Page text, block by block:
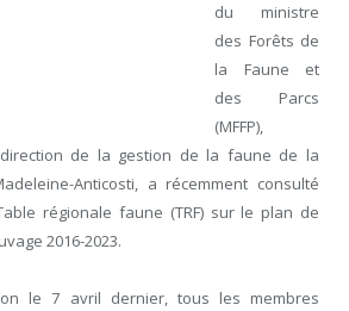
du ministre
des Forêts de
la Faune et
des Parcs
(MFFP),
de la gestion de la faune de la
Anticosti, a récemment consulté
régionale faune (TRF) sur le plan de
2016-2023.
le 7 avril dernier, tous les membres